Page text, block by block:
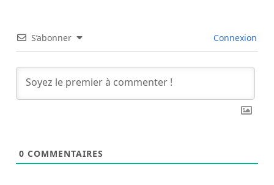
S’abonner Connexion
0 COMMENTAIRES